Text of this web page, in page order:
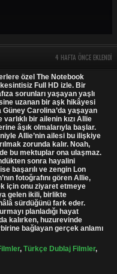
4 HAFTA ÖNCE EKLENDI
özel The Notebook
Full HD izle. Bir
sorunları yaşayan yaşlı
uzanan bir aşk hikâyesi
Güney Carolina’da yaşayan
bir ailenin kızı Allie
âşık olmalarıyla başlar.
Allie’nin ailesi bu ilişkiye
zorunda kalır. Noah,
bu mektuplar ona ulaşmaz.
sonra hayalini
başarılı ve zengin Lon
fotoğrafını gören Allie,
için onu ziyaret etmeye
gelen ikili, birlikte
sürdüğünü fark eder.
planladığı hayat
kalırken, huzurevinde
bağlayan gerçek anlamı
, Türkçe Dublaj Filmler,